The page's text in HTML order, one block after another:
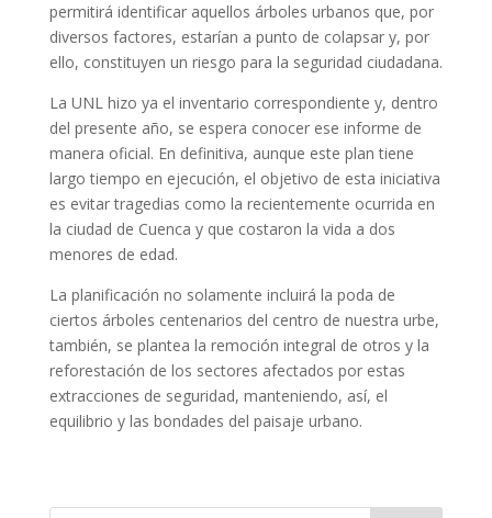
permitirá identificar aquellos árboles urbanos que, por
diversos factores, estarían a punto de colapsar y, por
ello, constituyen un riesgo para la seguridad ciudadana.
La UNL hizo ya el inventario correspondiente y, dentro
del presente año, se espera conocer ese informe de
manera oficial. En definitiva, aunque este plan tiene
largo tiempo en ejecución, el objetivo de esta iniciativa
es evitar tragedias como la recientemente ocurrida en
la ciudad de Cuenca y que costaron la vida a dos
menores de edad.
La planificación no solamente incluirá la poda de
ciertos árboles centenarios del centro de nuestra urbe,
también, se plantea la remoción integral de otros y la
reforestación de los sectores afectados por estas
extracciones de seguridad, manteniendo, así, el
equilibrio y las bondades del paisaje urbano.